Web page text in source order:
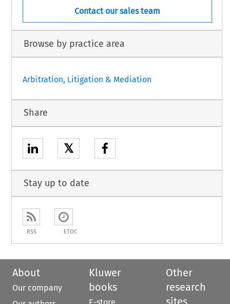
Contact our sales team
Browse by practice area
Arbitration, Litigation & Mediation
Share
𝕏
Stay up to date
RSS ETOC
About
Our company
Kluwer
books
E-store
Other
research
sites